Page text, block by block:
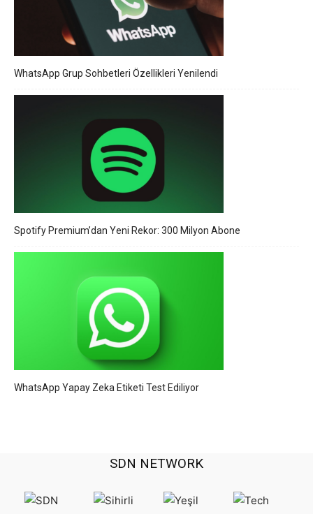
WhatsApp Grup Sohbetleri Özellikleri Yenilendi
Spotify Premium’dan Yeni Rekor: 300 Milyon Abone
WhatsApp Yapay Zeka Etiketi Test Ediliyor
SDN NETWORK